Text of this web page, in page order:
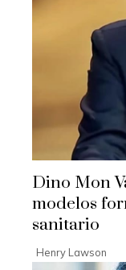
Dino Mon
modelos
sanitario
Henry Lawson